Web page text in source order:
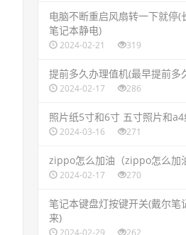
电脑不断重启风扇转一下就停
笔记本静电)
2024-02-21 319
提前多久办理值机(最早提前多
2024-02-17 286
照片纸5寸和6寸 五寸照片和
2024-03-16 271
​zippo怎么加油（zippo怎么加
2024-02-17 270
笔记本键盘灯按键开关(戴尔笔
来)
2024-02-29 262